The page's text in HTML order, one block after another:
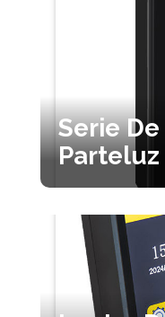
Serie
Parteluz